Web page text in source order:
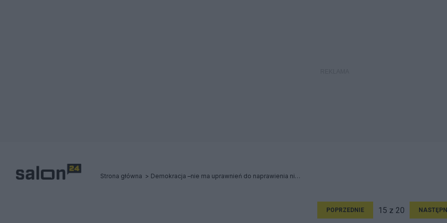
Strona główna Demokracja –nie ma uprawnień do naprawienia niezawisłych zbrodni
POPRZEDNIE 15 z 20